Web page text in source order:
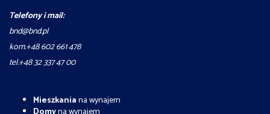
Telefony i mail:
bnd@bnd.pl
kom.+48 602 661 478
tel.+48 32 337 47 00
Mieszkaniana wynajem